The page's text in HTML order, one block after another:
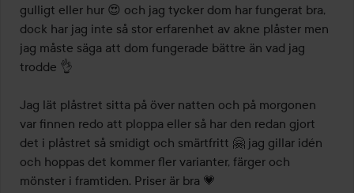
gulligt eller hur 😍 och jag tycker dom har fungerat bra,
dock har jag inte så stor erfarenhet av akne plåster men
jag måste säga att dom fungerade bättre än vad jag
trodde 👌
Jag lät plåstret sitta på över natten och på morgonen
var finnen redo att ploppa eller så har den redan gjort
det i plåstret så smidigt och smärtfritt 🤗 jag gillar idén
och hoppas det kommer fler varianter, färger och
mönster i framtiden. Priser är bra 💗